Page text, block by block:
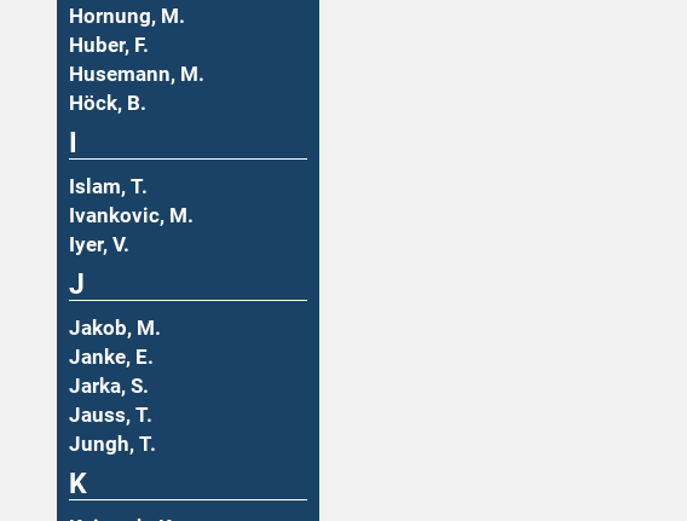
Hornung, M.
Huber, F.
Husemann, M.
Höck, B.
Islam, T.
Ivankovic, M.
Iyer, V.
J
Jakob, M.
Janke, E.
Jarka, S.
Jauss, T.
Jungh, T.
K